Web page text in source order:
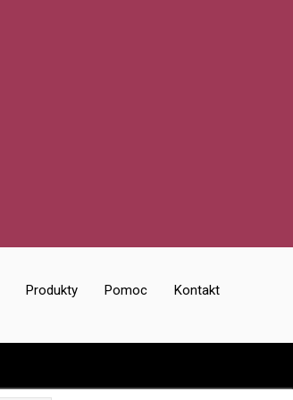
Produkty Pomoc Kontakt